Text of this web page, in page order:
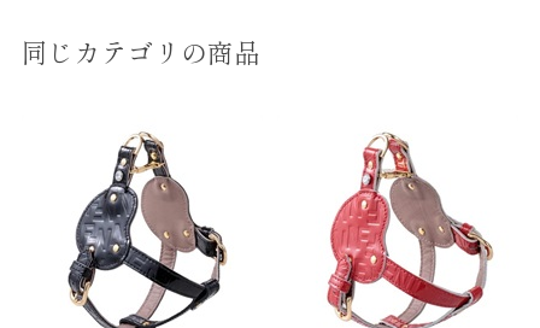
同じカテゴリの商品